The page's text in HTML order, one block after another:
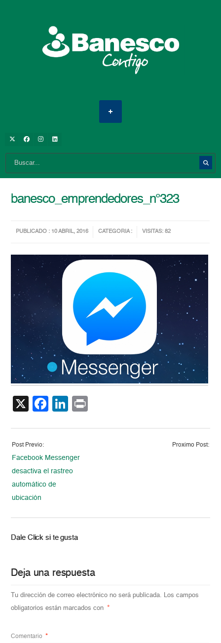
banesco_emprendedores_n°323
PUBLICADO : 10 ABRIL, 2016 CATEGORIA : VISITAS: 82
X Facebook
LinkedIn
Post Previo:
Facebook Messenger
desactiva el rastreo
automático de
ubicación
Proximo Post:
Dale Click si te gusta
Deja una respuesta
Tu dirección de correo electrónico no será publicada. Los campos
obligatorios están marcados con *
Comentario *